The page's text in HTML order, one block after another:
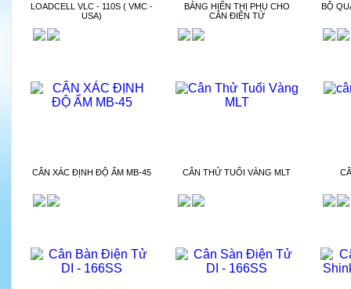
LOADCELL VLC - 110S ( VMC -
USA)
BẢNG HIỂN THỊ PHỤ CHO
CÂN ĐIỆN TỬ
BỘ
CÂN XÁC ĐỊNH ĐỘ ẨM MB-45 CÂN THỬ TUỔI VÀNG MLT